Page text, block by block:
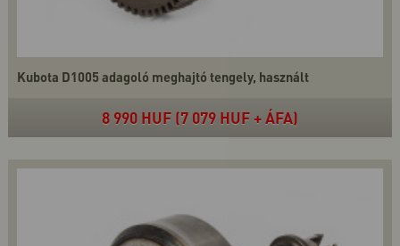
Kubota D1005 adagoló meghajtó tengely, használt
8 990 HUF (7 079 HUF + ÁFA)